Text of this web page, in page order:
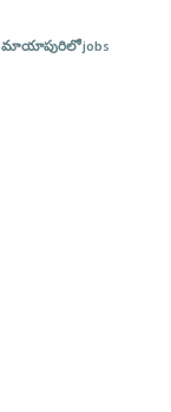
మాయాపురిలో jobs